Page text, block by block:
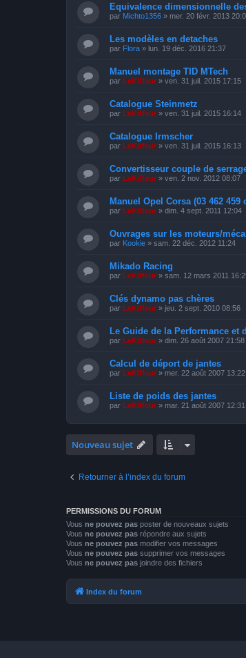
Equivalence dimensionnelle
par Michto1356 » mer. 20 févr. 2013
Les modèles en detaches
par Flora » lun. 19 déc. 2016 21:37
Manuel montage TID MTech
par LeKiffeur » ven. 31 juil. 2015 17:15
Catalogue Steinmetz
par LeKiffeur » ven. 31 juil. 2015 16:14
Catalogue Irmscher
par LeKiffeur » ven. 31 juil. 2015 16:13
Convertisseur couple de
par LeKiffeur » ven. 2 nov. 2012 08:07
Manuel Opel Corsa (03 462 459
par LeKiffeur » dim. 4 sept. 2011 12:04
Ouvrages sur les moteurs/
par Kookie » sam. 22 déc. 2012 11:24
Mikado Racing
par LeKiffeur » sam. 12 mars 2011
Clés dynamo pas chères
par LeKiffeur » jeu. 2 sept. 2010 08:56
Le Guide de la Performance et
par LeKiffeur » dim. 26 août 2007 21:58
Calcul de déport de jantes
par LeKiffeur » mer. 22 août 2007 13:22
Liste de poids des jantes
par LeKiffeur » mar. 21 août 2007 12:31
Nouveau sujet
Retourner à l’index du forum
PERMISSIONS DU FORUM
Vous ne pouvez pas poster de nouveaux sujets
Vous ne pouvez pas répondre aux sujets
Vous ne pouvez pas modifier vos messages
Vous ne pouvez pas supprimer vos messages
Vous ne pouvez pas joindre des fichiers
Index du forum